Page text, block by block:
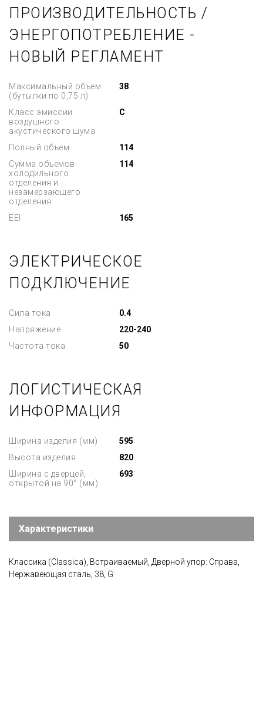
ПРОИЗВОДИТЕЛЬНОСТЬ /
ЭНЕРГОПОТРЕБЛЕНИЕ -
НОВЫЙ РЕГЛАМЕНТ
Максимальный объем
(бутылки по 0,75 л)
38
Класс эмиссии
воздушного
акустического шума
C
Полный объем
114
Сумма объемов
холодильного
отделения и
незамерзающего
отделения
114
EEI 165
ЭЛЕКТРИЧЕСКОЕ
ПОДКЛЮЧЕНИЕ
Сила тока
0.4
Напряжение
220-240
Частота тока
50
ЛОГИСТИЧЕСКАЯ
ИНФОРМАЦИЯ
Ширина изделия (мм)
595
Высота изделия
820
Ширина с дверцей,
открытой на 90° (мм)
693
Характеристики
Классика (Classica), Встраиваемый, Дверной упор: Справа,
Нержавеющая сталь, 38, G